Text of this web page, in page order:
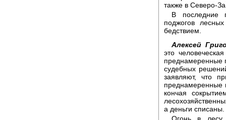
также в Северо-
В последние
поджогов
бедствием.
Алексей
это
преднамеренные
судебных
заявляют, что
преднамеренные
кончая
а деньги списаны.
Огонь в лесу